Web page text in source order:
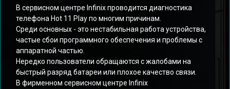
В сервисном центре Infinix проводится диагностика
телефона Hot 11 Play по многим причинам.
Среди основных - это нестабильная работа устройства,
частые сбои программного обеспечения и проблемы с
аппаратной частью.
Нередко пользователи обращаются с жалобами на
быстрый разряд батареи или плохое качество связи.
В фирменном сервисном центре Infinix